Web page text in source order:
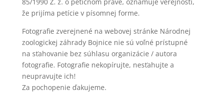
že prijíma petície v písomnej forme.
Fotografie zverejnené na webovej stránke Národnej
zoologickej záhrady Bojnice nie sú voľné prístupné
na sťahovanie bez súhlasu organizácie / autora
fotografie. Fotografie nekopírujte, nesťahujte a
neupravujte ich!
Za pochopenie ďakujeme.